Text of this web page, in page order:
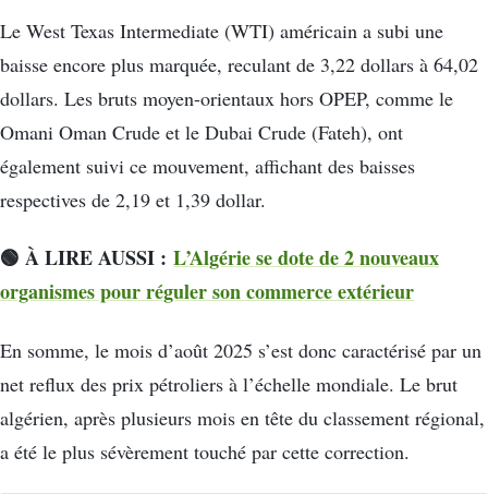
Le West Texas Intermediate (WTI) américain a subi une
baisse encore plus marquée, reculant de 3,22 dollars à 64,02
dollars. Les bruts moyen-orientaux hors OPEP, comme le
Omani Oman Crude et le Dubai Crude (Fateh), ont
également suivi ce mouvement, affichant des baisses
respectives de 2,19 et 1,39 dollar.
🟢 À LIRE AUSSI : L’Algérie se dote de 2 nouveaux
organismes pour réguler son commerce extérieur
En somme, le mois d’août 2025 s’est donc caractérisé par un
net reflux des prix pétroliers à l’échelle mondiale. Le brut
algérien, après plusieurs mois en tête du classement régional,
a été le plus sévèrement touché par cette correction.